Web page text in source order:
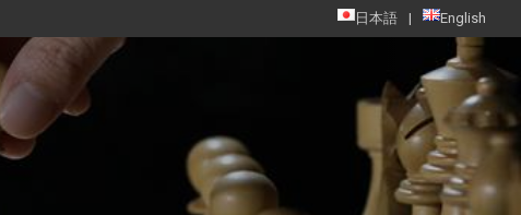
日本語 English